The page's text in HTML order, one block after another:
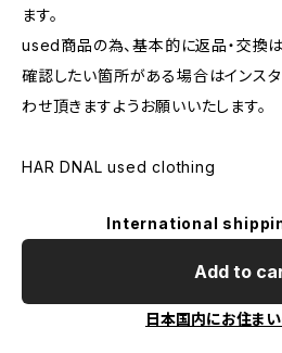
ます。
used商品の為、基本的に返品・交換は
確認したい箇所がある場合はインス
わせ頂きますようお願いいたします。
HAR DNAL used clothing
International
Add to
日本国内にお住ま